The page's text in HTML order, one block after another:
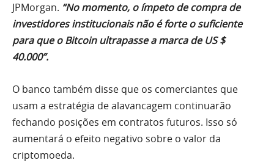
JPMorgan. “No momento, o ímpeto de compra de
investidores institucionais não é forte o suficiente
para que o Bitcoin ultrapasse a marca de US $
40.000”.
O banco também disse que os comerciantes que
usam a estratégia de alavancagem continuarão
fechando posições em contratos futuros. Isso só
aumentará o efeito negativo sobre o valor da
criptomoeda.